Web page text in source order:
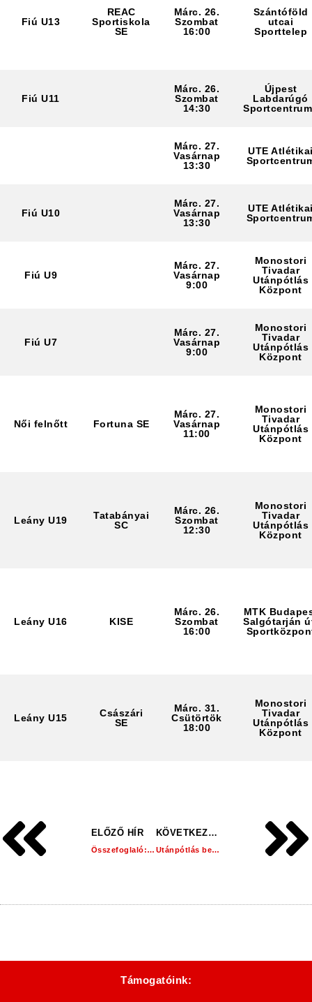
Fiú U13
REAC
Sportiskola
SE
Márc. 26.
Szombat
16:00
Szántóföld
utcai
Sporttelep
Fiú U11
Márc. 26.
Szombat
14:30
Újpest
Labdarúgó
Márc. 27.
Vasárnap
13:30
UTE
Fiú U10
Márc. 27.
Vasárnap
13:30
UTE
Fiú U9
Márc. 27.
Vasárnap
9:00
Monostori
Tivadar
Utánpótlás
Központ
Fiú U7
Márc. 27.
Vasárnap
9:00
Monostori
Tivadar
Utánpótlás
Központ
Női felnőtt Fortuna SE
Márc. 27.
Vasárnap
11:00
Monostori
Tivadar
Utánpótlás
Központ
Leány U19
Tatabányai
SC
Márc. 26.
Szombat
12:30
Monostori
Tivadar
Utánpótlás
Központ
Leány U16 KISE
Márc. 26.
Szombat
16:00
MTK
Salgótarján
Leány U15
Császári
SE
Márc. 31.
Csütörtök
18:00
Monostori
Tivadar
Utánpótlás
Központ
ELŐZŐ HÍR
Összefoglaló: Dorogi FC 2 – 3 Soroksár SC
KÖVETKEZŐ HÍR
Utánpótlás beszámoló: 20. hét!
Támogatóink: